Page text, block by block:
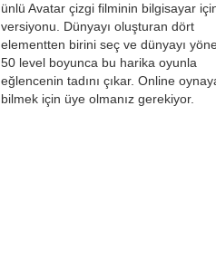
ünlü Avatar çizgi filminin bilgisayar
versiyonu. Dünyayı oluşturan dört
elementten birini seç ve dünyayı
50 level boyunca bu harika oyunla
eğlencenin tadını çıkar. Online
bilmek için üye olmanız gerekiyor.